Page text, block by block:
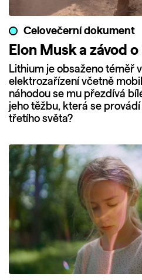
Celovečerní dokument
Elon Musk a závod
Lithium je obsaženo téměř
elektrozařízení včetně
náhodou se mu přezdívá
jeho těžbu, která se
třetího světa?